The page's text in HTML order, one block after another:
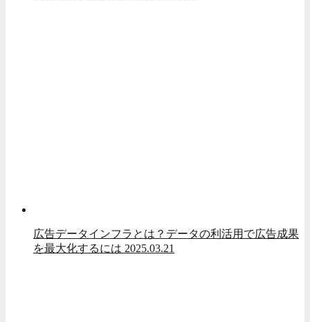
広告データインフラとは？データの利活用で広告成果
を最大化するには 2025.03.21